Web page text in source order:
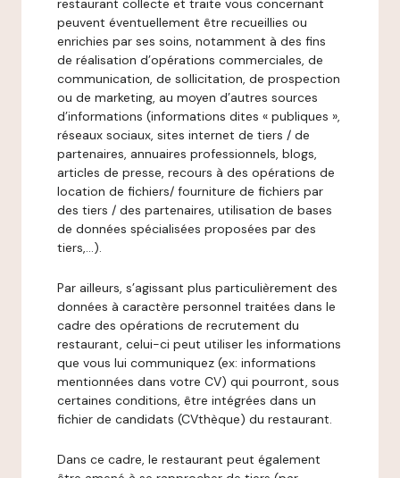
restaurant collecte et traite vous concernant
peuvent éventuellement être recueillies ou
enrichies par ses soins, notamment à des fins
de réalisation d’opérations commerciales, de
communication, de sollicitation, de prospection
ou de marketing, au moyen d’autres sources
d’informations (informations dites « publiques »,
réseaux sociaux, sites internet de tiers / de
partenaires, annuaires professionnels, blogs,
articles de presse, recours à des opérations de
location de fichiers/ fourniture de fichiers par
des tiers / des partenaires, utilisation de bases
de données spécialisées proposées par des
tiers,…).
Par ailleurs, s’agissant plus particulièrement des
données à caractère personnel traitées dans le
cadre des opérations de recrutement du
restaurant, celui-ci peut utiliser les informations
que vous lui communiquez (ex: informations
mentionnées dans votre CV) qui pourront, sous
certaines conditions, être intégrées dans un
fichier de candidats (CVthèque) du restaurant.
Dans ce cadre, le restaurant peut également